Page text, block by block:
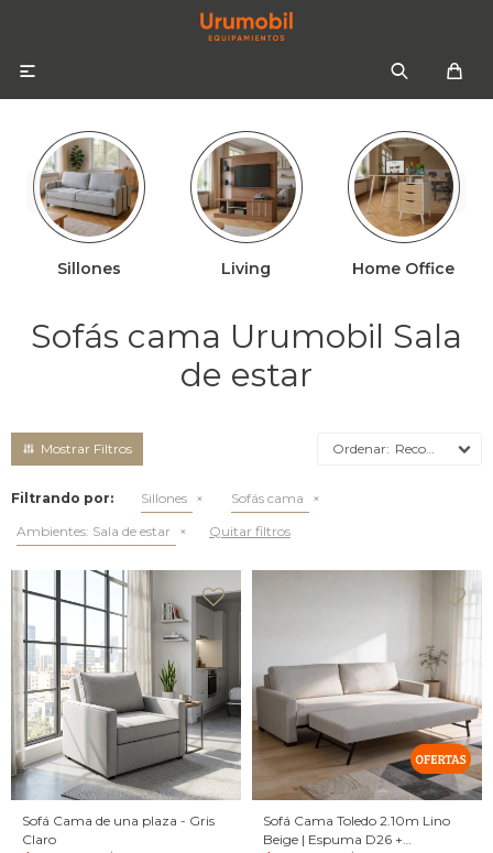

Sillones Living Home Office
Sofás cama Urumobil Sala
de estar
Recomendados
Filtrando por: Sillones
Sofás cama
Ambientes: Sala de estar Quitar filtros
Sofá Cama de una plaza - Gris
Claro
Sofá Cama Toledo 2.10m Lino
Beige | Espuma D26 +
Colchones
Mesas de luz